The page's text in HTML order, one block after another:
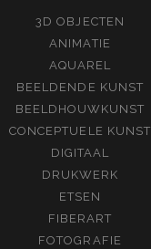
3D OBJECTEN
ANIMATIE
AQUAREL
BEELDENDE KUNST
BEELDHOUWKUNST
CONCEPTUELE KUNST
DIGITAAL
DRUKWERK
ETSEN
FIBERART
FOTOGRAFIE